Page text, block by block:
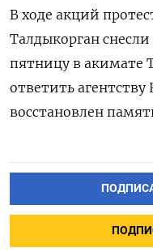
В ходе акций
Талдыкорган
пятницу в акимате
ответить агентству
восстановлен